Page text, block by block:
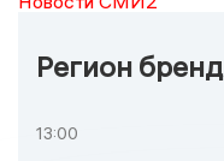
Регион бренд
13:00